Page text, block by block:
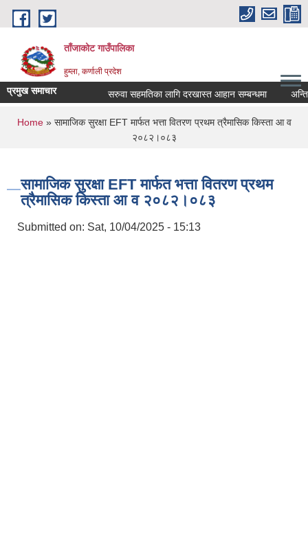
Skip to main content
ताँजाकोट गाउँपालिका
हुम्ला, कर्णाली प्रदेश
प्रमुख समाचार सरुवा सहमतिका लागि दरखास्त आहान सम्बन्धमा
You are here
Home» सामाजिक सुरक्षा EFT मार्फत भत्ता वितरण प्रथम त्रैमासिक किस्ता आ व
२०८२।०८३
सामाजिक सुरक्षा EFT मार्फत भत्ता वितरण प्रथम
त्रैमासिक किस्ता आ व २०८२।०८३
Submitted on: Sat, 10/04/2025 - 15:13